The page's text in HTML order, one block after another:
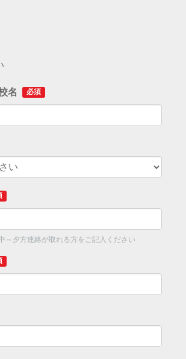
名 必須
～夕方連絡が取れる方をご記入ください